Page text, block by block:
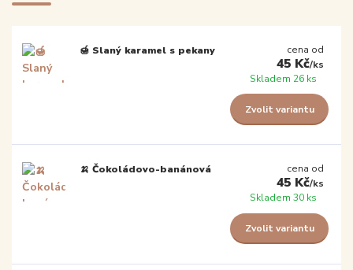
🍯 Slaný karamel s pekany cena od
45 Kč/ks
Skladem 26 ks
Zvolit variantu
🍌 Čokoládovo-banánová cena od
45 Kč/ks
Skladem 30 ks
Zvolit variantu